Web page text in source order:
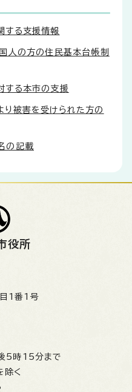
する支援情報
の方の住民基本台帳制
する本市の支援
被害を受けられた方の
の記載
役所
1番1号
5時15分まで
除く